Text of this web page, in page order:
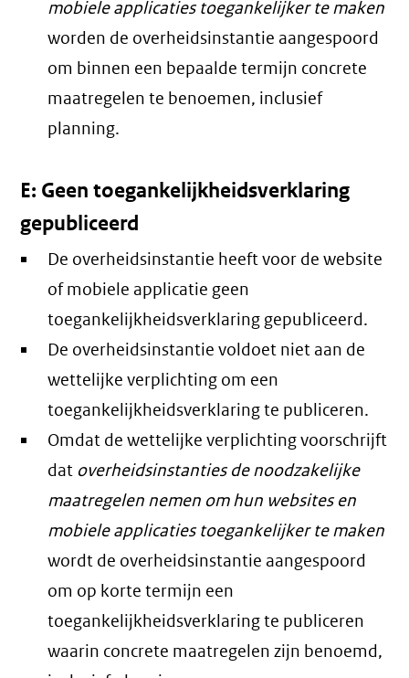
mobiele applicaties toegankelijker te maken
worden de overheidsinstantie aangespoord
om binnen een bepaalde termijn concrete
maatregelen te benoemen, inclusief
planning.
E: Geen toegankelijkheidsverklaring
gepubliceerd
De overheidsinstantie heeft voor de website
of mobiele applicatie geen
toegankelijkheidsverklaring gepubliceerd.
De overheidsinstantie voldoet niet aan de
wettelijke verplichting om een
toegankelijkheidsverklaring te publiceren.
Omdat de wettelijke verplichting voorschrijft
dat overheidsinstanties de noodzakelijke
maatregelen nemen om hun websites en
mobiele applicaties toegankelijker te maken
wordt de overheidsinstantie aangespoord
om op korte termijn een
toegankelijkheidsverklaring te publiceren
waarin concrete maatregelen zijn benoemd,